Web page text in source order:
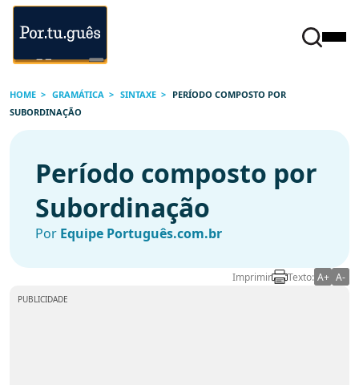
HOME GRAMÁTICA SINTAXE
PERÍODO COMPOSTO POR
SUBORDINAÇÃO
Período composto por
Subordinação
Por Equipe Português.com.br
Imprimir Texto: A+ A-
PUBLICIDADE